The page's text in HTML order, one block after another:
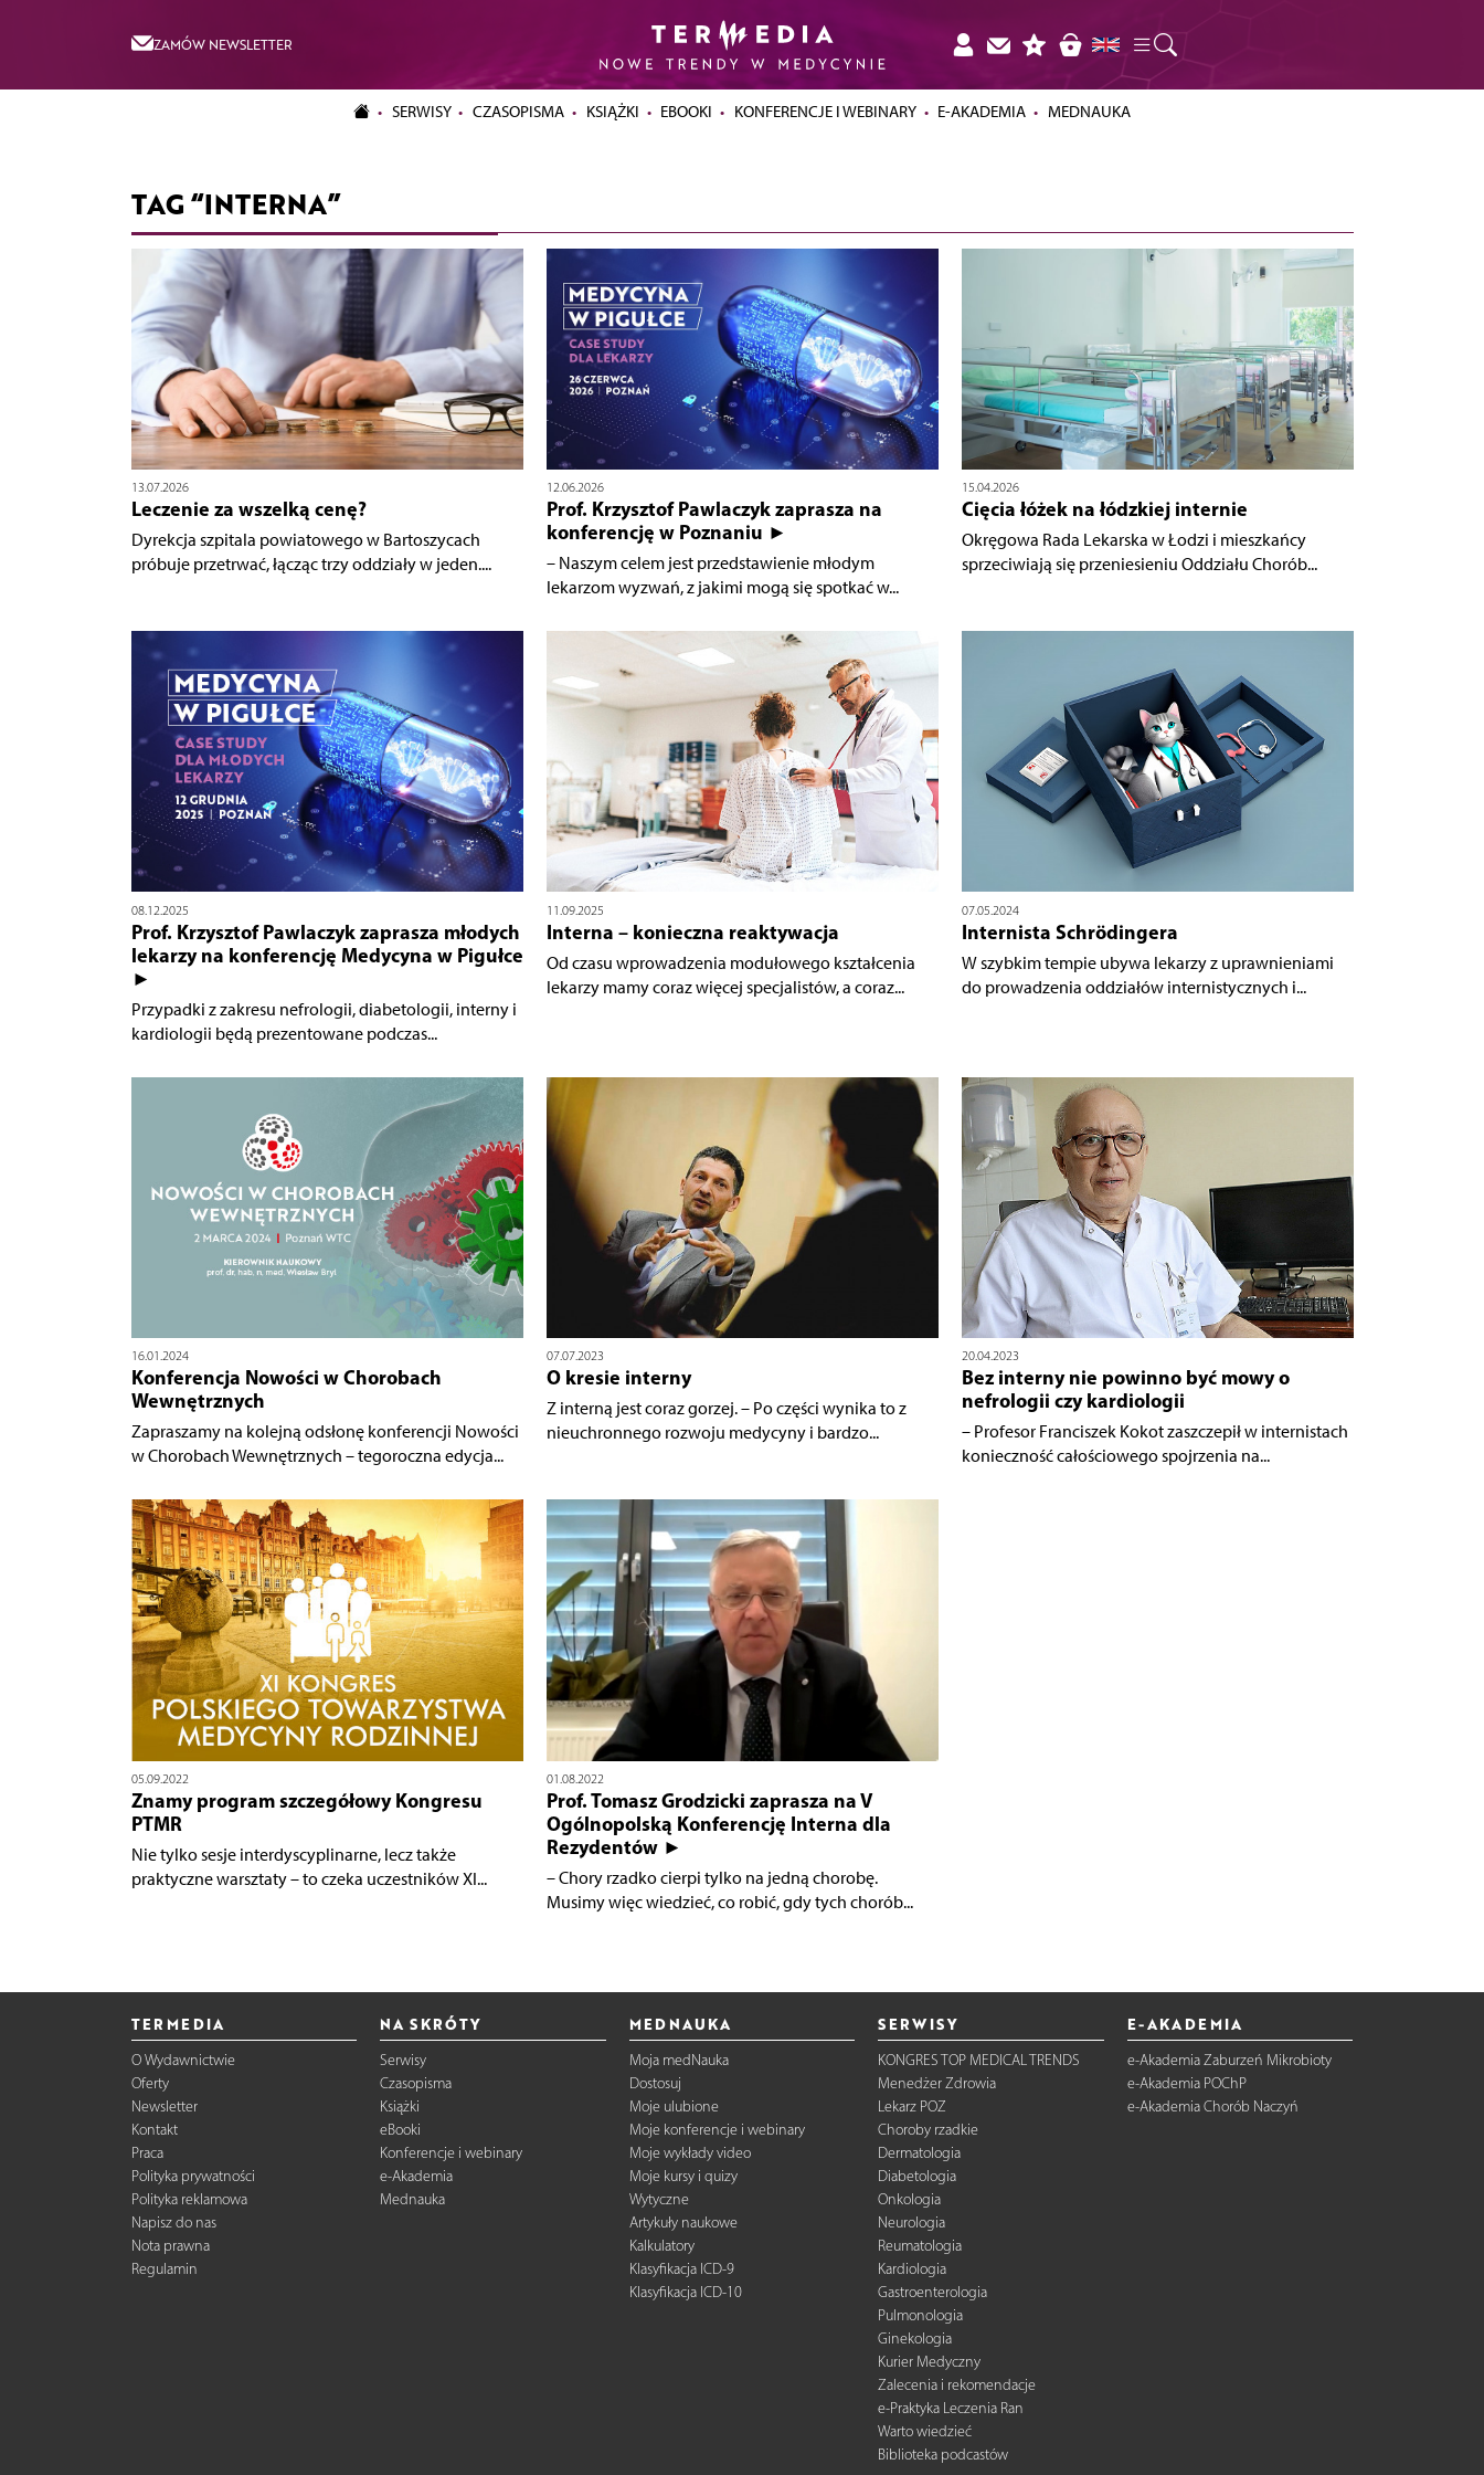
ZAMÓW NEWSLETTER
SERWISY CZASOPISMA KSIĄŻKI EBOOKI KONFERENCJE I WEBINARY E-AKADEMIA MEDNAUKA
TAG “INTERNA”
13.07.2026
Leczenie za wszelką cenę?
Dyrekcja szpitala powiatowego w Bartoszycach
próbuje przetrwać, łącząc trzy oddziały w jeden....
12.06.2026
Prof. Krzysztof Pawlaczyk zaprasza na
konferencję w Poznaniu ►
– Naszym celem jest przedstawienie młodym
lekarzom wyzwań, z jakimi mogą się spotkać w...
15.04.2026
Cięcia łóżek na łódzkiej internie
Okręgowa Rada Lekarska w Łodzi i mieszkańcy
sprzeciwiają się przeniesieniu Oddziału Chorób...
08.12.2025
Prof. Krzysztof Pawlaczyk zaprasza młodych
lekarzy na konferencję Medycyna w Pigułce
►
Przypadki z zakresu nefrologii, diabetologii, interny i
kardiologii będą prezentowane podczas...
11.09.2025
Interna – konieczna reaktywacja
Od czasu wprowadzenia modułowego kształcenia
lekarzy mamy coraz więcej specjalistów, a coraz...
07.05.2024
Internista Schrödingera
W szybkim tempie ubywa lekarzy z uprawnieniami
do prowadzenia oddziałów internistycznych i...
16.01.2024
Konferencja Nowości w Chorobach
Wewnętrznych
Zapraszamy na kolejną odsłonę konferencji Nowości
w Chorobach Wewnętrznych – tegoroczna edycja...
07.07.2023
O kresie interny
Z interną jest coraz gorzej. – Po części wynika to z
nieuchronnego rozwoju medycyny i bardzo...
20.04.2023
Bez interny nie powinno być mowy o
nefrologii czy kardiologii
– Profesor Franciszek Kokot zaszczepił w internistach
konieczność całościowego spojrzenia na...
05.09.2022
Znamy program szczegółowy Kongresu
PTMR
Nie tylko sesje interdyscyplinarne, lecz także
praktyczne warsztaty – to czeka uczestników XI...
01.08.2022
Prof. Tomasz Grodzicki zaprasza na V
Ogólnopolską Konferencję Interna dla
Rezydentów ►
– Chory rzadko cierpi tylko na jedną chorobę.
Musimy więc wiedzieć, co robić, gdy tych chorób...
TERMEDIA
O Wydawnictwie
Oferty
Newsletter
Kontakt
Praca
Polityka prywatności
Polityka reklamowa
Napisz do nas
Nota prawna
Regulamin
NA SKRÓTY
Serwisy
Czasopisma
Książki
eBooki
Konferencje i webinary
e-Akademia
Mednauka
MEDNAUKA
Moja medNauka
Dostosuj
Moje ulubione
Moje konferencje i webinary
Moje wykłady video
Moje kursy i quizy
Wytyczne
Artykuły naukowe
Kalkulatory
Klasyfikacja ICD-9
Klasyfikacja ICD-10
SERWISY
KONGRES TOP MEDICAL TRENDS
Menedżer Zdrowia
Lekarz POZ
Choroby rzadkie
Dermatologia
Diabetologia
Onkologia
Neurologia
Reumatologia
Kardiologia
Gastroenterologia
Pulmonologia
Ginekologia
Kurier Medyczny
Zalecenia i rekomendacje
e-Praktyka Leczenia Ran
Warto wiedzieć
Biblioteka podcastów
E-AKADEMIA
e-Akademia Zaburzeń Mikrobioty
e-Akademia POChP
e-Akademia Chorób Naczyń